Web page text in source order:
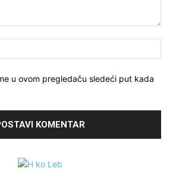
u ovom pregledaču sledeći put kada